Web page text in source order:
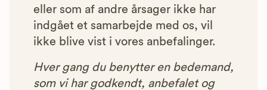
eller som af andre årsager ikke har
indgået et samarbejde med os, vil
ikke blive vist i vores anbefalinger.
Hver gang du benytter en bedemand,
som vi har godkendt, anbefalet og